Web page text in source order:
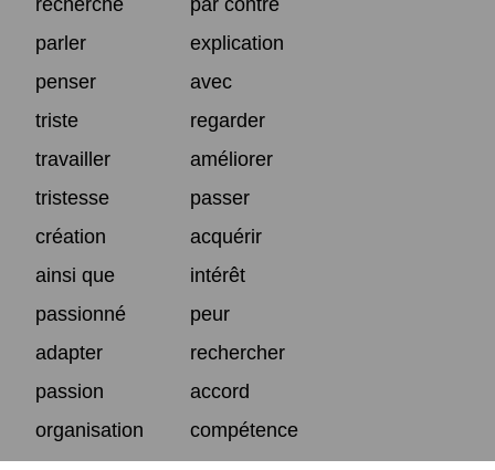
parler
explication
penser
avec
triste
regarder
travailler
améliorer
tristesse
passer
création
acquérir
ainsi que
intérêt
passionné
peur
adapter
rechercher
passion
accord
organisation
compétence